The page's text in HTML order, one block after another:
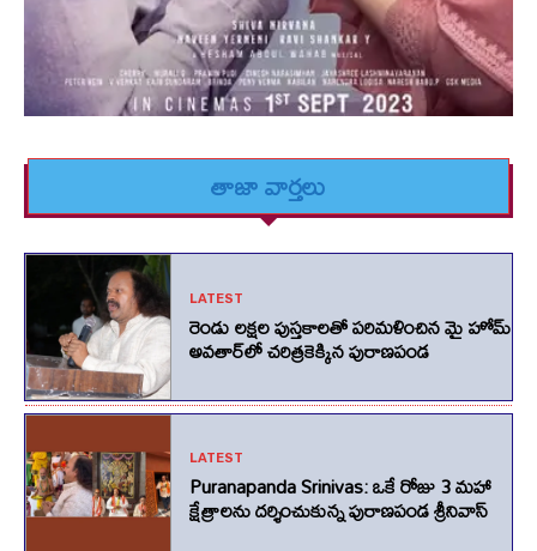
తాజా వార్తలు
LATEST
రెండు లక్షల పుస్తకాలతో పరిమళించిన మై హోమ్
అవతార్‌లో చరిత్రకెక్కిన పురాణపండ
LATEST
Puranapanda Srinivas: ఒకే రోజు 3 మహా
క్షేత్రాలను దర్శించుకున్న పురాణపండ శ్రీనివాస్